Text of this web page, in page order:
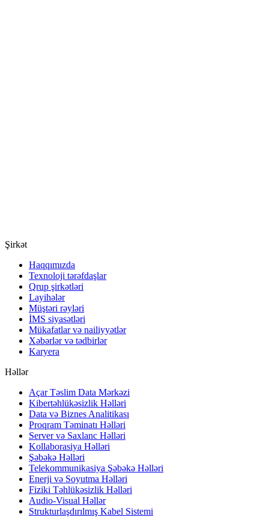
Şirkət
Haqqımızda
Texnoloji tərəfdaşlar
Qrup şirkətləri
Layihələr
Müştəri rəyləri
İMS siyasətləri
Mükafatlar və nailiyyətlər
Xəbərlər və tədbirlər
Karyera
Həllər
Açar Təslim Data Mərkəzi
Kibertəhlükəsizlik Həlləri
Data və Biznes Analitikası
Proqram Təminatı Həlləri
Server və Saxlanc Həlləri
Kollaborasiya Həlləri
Şəbəkə Həlləri
Telekommunikasiya Şəbəkə Həlləri
Enerji və Soyutma Həlləri
Fiziki Təhlükəsizlik Həlləri
Audio-Visual Həllər
Strukturlaşdırılmış Kabel Sistemi